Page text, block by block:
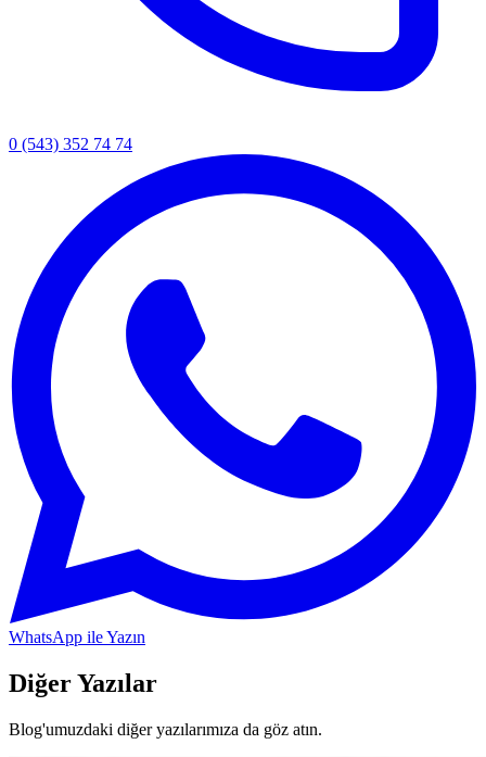
0 (543) 352 74 74
WhatsApp ile Yazın
Diğer Yazılar
Blog'umuzdaki diğer yazılarımıza da göz atın.